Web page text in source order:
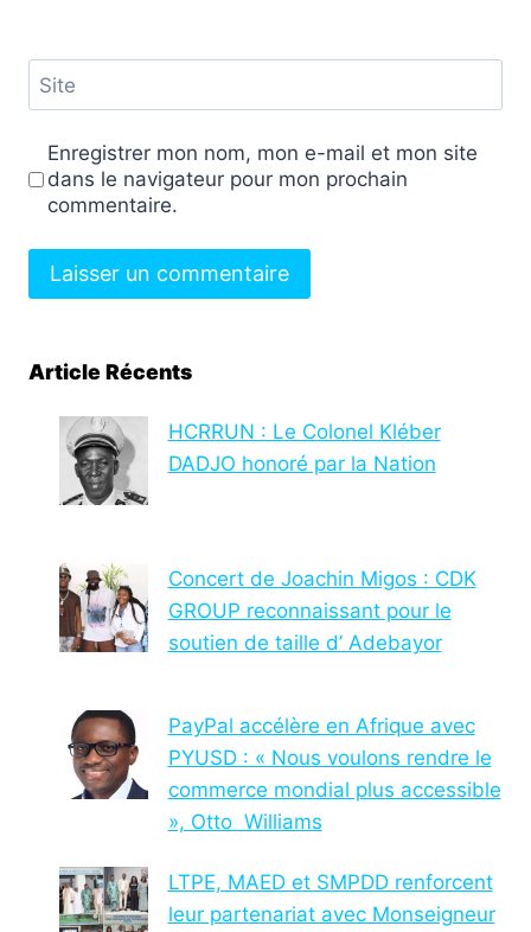
Site
Enregistrer mon nom, mon e-mail et mon site
dans le navigateur pour mon prochain
commentaire.
Article Récents
HCRRUN : Le Colonel Kléber
DADJO honoré par la Nation
Concert de Joachin Migos : CDK
GROUP reconnaissant pour le
soutien de taille d’ Adebayor
PayPal accélère en Afrique avec
PYUSD : « Nous voulons rendre le
commerce mondial plus accessible
», Otto Williams
LTPE, MAED et SMPDD renforcent
leur partenariat avec Monseigneur